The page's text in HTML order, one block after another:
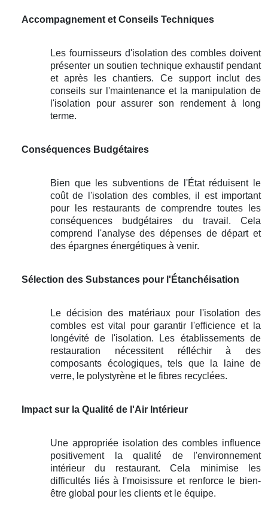
Accompagnement et Conseils Techniques
Les fournisseurs d'isolation des combles doivent
présenter un soutien technique exhaustif pendant
et après les chantiers. Ce support inclut des
conseils sur l'maintenance et la manipulation de
l'isolation pour assurer son rendement à long
terme.
Conséquences Budgétaires
Bien que les subventions de l'État réduisent le
coût de l'isolation des combles, il est important
pour les restaurants de comprendre toutes les
conséquences budgétaires du travail. Cela
comprend l'analyse des dépenses de départ et
des épargnes énergétiques à venir.
Sélection des Substances pour l'Étanchéisation
Le décision des matériaux pour l'isolation des
combles est vital pour garantir l'efficience et la
longévité de l'isolation. Les établissements de
restauration nécessitent réfléchir à des
composants écologiques, tels que la laine de
verre, le polystyrène et le fibres recyclées.
Impact sur la Qualité de l'Air Intérieur
Une appropriée isolation des combles influence
positivement la qualité de l'environnement
intérieur du restaurant. Cela minimise les
difficultés liés à l'moisissure et renforce le bien-
être global pour les clients et le équipe.